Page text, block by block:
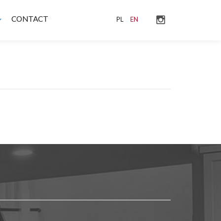
CONTACT PL EN